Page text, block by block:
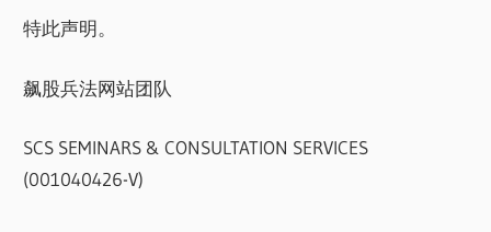
特此声明。
飙股兵法网站团队
SCS SEMINARS & CONSULTATION SERVICES
(001040426-V)